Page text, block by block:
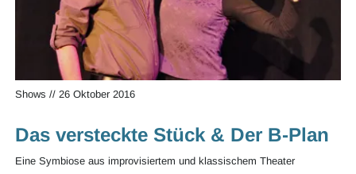
Shows // 26 Oktober 2016
Das versteckte Stück & Der B-Plan
Eine Symbiose aus improvisiertem und klassischem Theater